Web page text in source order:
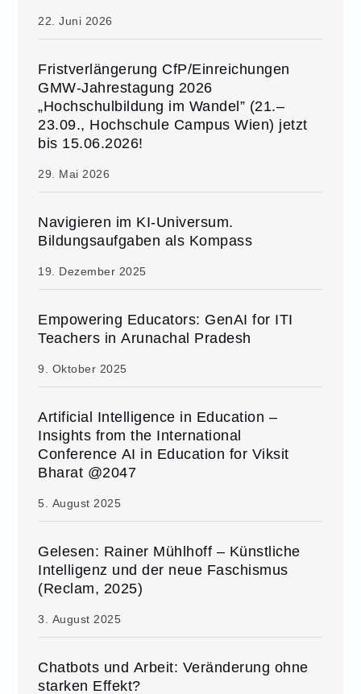
22. Juni 2026
Fristverlängerung CfP/Einreichungen
GMW-Jahrestagung 2026
„Hochschulbildung im Wandel” (21.–
23.09., Hochschule Campus Wien) jetzt
bis 15.06.2026!
29. Mai 2026
Navigieren im KI-Universum.
Bildungsaufgaben als Kompass
19. Dezember 2025
Empowering Educators: GenAI for ITI
Teachers in Arunachal Pradesh
9. Oktober 2025
Artificial Intelligence in Education –
Insights from the International
Conference AI in Education for Viksit
Bharat @2047
5. August 2025
Gelesen: Rainer Mühlhoff – Künstliche
Intelligenz und der neue Faschismus
(Reclam, 2025)
3. August 2025
Chatbots und Arbeit: Veränderung ohne
starken Effekt?